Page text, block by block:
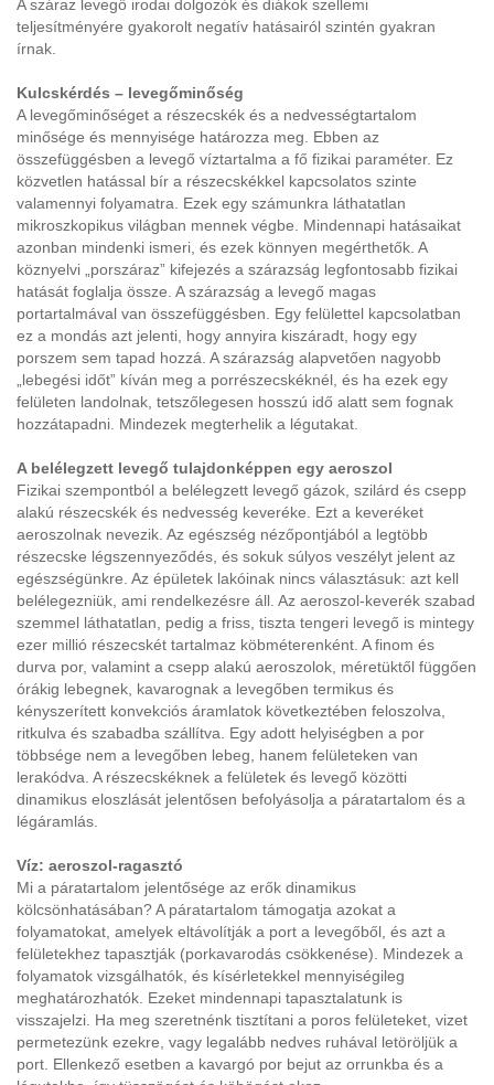
A száraz levegő irodai dolgozók és diákok szellemi
teljesítményére gyakorolt negatív hatásairól szintén gyakran
írnak.
Kulcskérdés – levegőminőség
A levegőminőséget a részecskék és a nedvességtartalom
minősége és mennyisége határozza meg. Ebben az
összefüggésben a levegő víztartalma a fő fizikai paraméter. Ez
közvetlen hatással bír a részecskékkel kapcsolatos szinte
valamennyi folyamatra. Ezek egy számunkra láthatatlan
mikroszkopikus világban mennek végbe. Mindennapi hatásaikat
azonban mindenki ismeri, és ezek könnyen megérthetők. A
köznyelvi „porszáraz” kifejezés a szárazság legfontosabb fizikai
hatását foglalja össze. A szárazság a levegő magas
portartalmával van összefüggésben. Egy felülettel kapcsolatban
ez a mondás azt jelenti, hogy annyira kiszáradt, hogy egy
porszem sem tapad hozzá. A szárazság alapvetően nagyobb
„lebegési időt” kíván meg a porrészecskéknél, és ha ezek egy
felületen landolnak, tetszőlegesen hosszú idő alatt sem fognak
hozzátapadni. Mindezek megterhelik a légutakat.
A belélegzett levegő tulajdonképpen egy aeroszol
Fizikai szempontból a belélegzett levegő gázok, szilárd és csepp
alakú részecskék és nedvesség keveréke. Ezt a keveréket
aeroszolnak nevezik. Az egészség nézőpontjából a legtöbb
részecske légszennyeződés, és sokuk súlyos veszélyt jelent az
egészségünkre. Az épületek lakóinak nincs választásuk: azt kell
belélegezniük, ami rendelkezésre áll. Az aeroszol-keverék szabad
szemmel láthatatlan, pedig a friss, tiszta tengeri levegő is mintegy
ezer millió részecskét tartalmaz köbméterenként. A finom és
durva por, valamint a csepp alakú aeroszolok, méretüktől függően
órákig lebegnek, kavarognak a levegőben termikus és
kényszerített konvekciós áramlatok következtében feloszolva,
ritkulva és szabadba szállítva. Egy adott helyiségben a por
többsége nem a levegőben lebeg, hanem felületeken van
lerakódva. A részecskéknek a felületek és levegő közötti
dinamikus eloszlását jelentősen befolyásolja a páratartalom és a
légáramlás.
Víz: aeroszol-ragasztó
Mi a páratartalom jelentősége az erők dinamikus
kölcsönhatásában? A páratartalom támogatja azokat a
folyamatokat, amelyek eltávolítják a port a levegőből, és azt a
felületekhez tapasztják (porkavarodás csökkenése). Mindezek a
folyamatok vizsgálhatók, és kísérletekkel mennyiségileg
meghatározhatók. Ezeket mindennapi tapasztalatunk is
visszajelzi. Ha meg szeretnénk tisztítani a poros felületeket, vizet
permetezünk ezekre, vagy legalább nedves ruhával letöröljük a
port. Ellenkező esetben a kavargó por bejut az orrunkba és a